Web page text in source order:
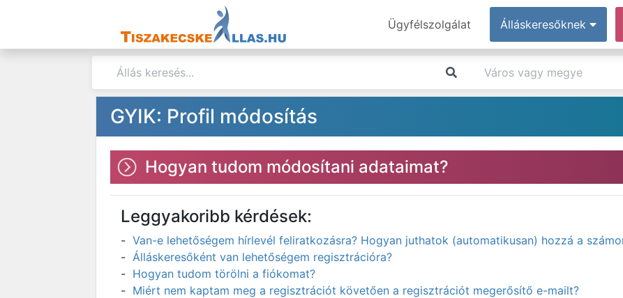
Ügyfélszolgálat Álláskeresőknek
GYIK: Profil módosítás
Hogyan tudom módosítani adataimat?
Leggyakoribb kérdések:
Van-e lehetőségem hírlevél feliratkozásra? Hogyan juthatok (automatikusan) hozzá a
Álláskeresőként van lehetőségem regisztrációra?
Hogyan tudom törölni a fiókomat?
Miért nem kaptam meg a regisztrációt követően a regisztrációt megerősítő e-mailt?